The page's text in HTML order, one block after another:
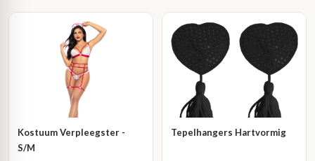
Kostuum Verpleegster -
S/M
Tepelhangers Hartvormig